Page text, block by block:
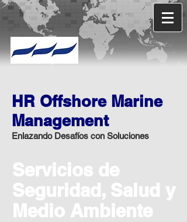
Servicios de
Seguridad, Salud y
Medio Ambiente
HR Offshore Marine
Management
Enlazando Desafíos con Soluciones